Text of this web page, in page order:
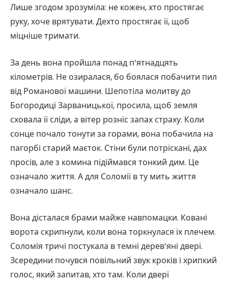
Лише згодом зрозуміла: не кожен, хто простягає
руку, хоче врятувати. Дехто простягає її, щоб
міцніше тримати.
За день вона пройшла понад п’ятнадцять
кілометрів. Не озиралася, бо боялася побачити пил
від Романової машини. Шепотіла молитву до
Богородиці Зарваницької, просила, щоб земля
сховала її сліди, а вітер розніс запах страху. Коли
сонце почало тонути за горами, вона побачила на
пагорбі старий маєток. Стіни були потріскані, дах
просів, але з комина підіймався тонкий дим. Це
означало життя. А для Соломії в ту мить життя
означало шанс.
Вона дісталася брами майже навпомацки. Ковані
ворота скрипнули, коли вона торкнулася їх плечем.
Соломія тричі постукала в темні дерев’яні двері.
Зсередини почувся повільний звук кроків і хрипкий
голос, який запитав, хто там. Коли двері